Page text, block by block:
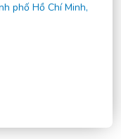
phố Hồ Chí Minh,